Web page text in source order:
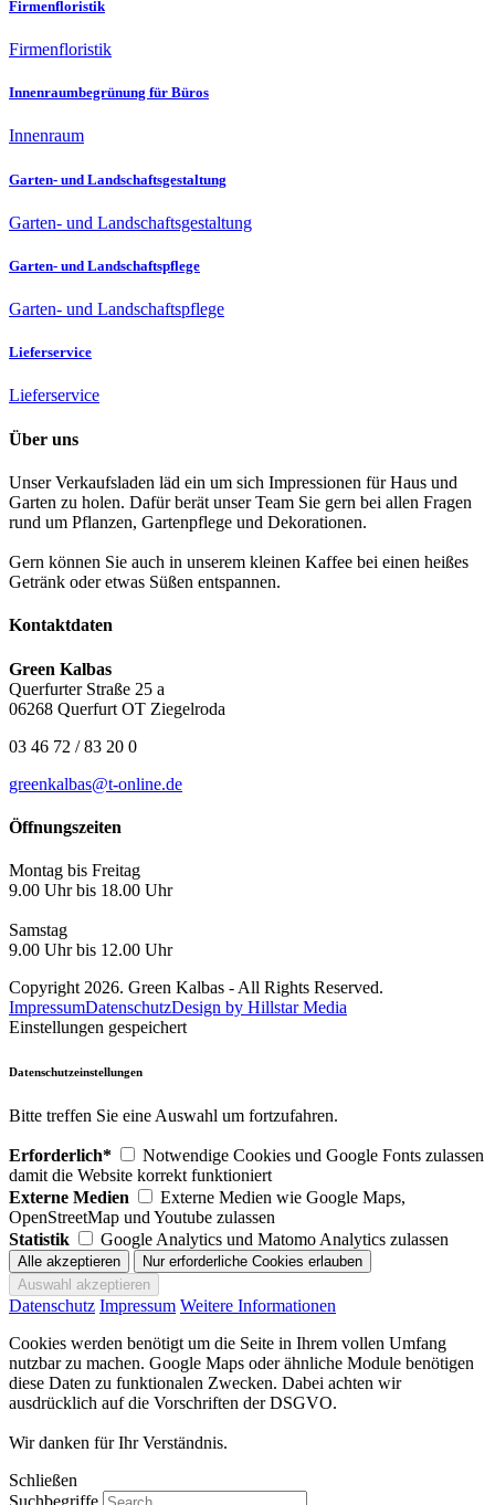
Firmenfloristik
Firmenfloristik
Innenraumbegrünung für Büros
Innenraum
Garten- und Landschaftsgestaltung
Garten- und Landschaftsgestaltung
Garten- und Landschaftspflege
Garten- und Landschaftspflege
Lieferservice
Lieferservice
Über uns
Unser Verkaufsladen läd ein um sich Impressionen für Haus und
Garten zu holen. Dafür berät unser Team Sie gern bei allen Fragen
rund um Pflanzen, Gartenpflege und Dekorationen.
Gern können Sie auch in unserem kleinen Kaffee bei einen heißes
Getränk oder etwas Süßen entspannen.
Kontaktdaten
Green Kalbas
Querfurter Straße 25 a
06268 Querfurt OT Ziegelroda
03 46 72 / 83 20 0
greenkalbas@t-online.de
Öffnungszeiten
Montag bis Freitag
9.00 Uhr bis 18.00 Uhr
Samstag
9.00 Uhr bis 12.00 Uhr
Copyright 2026. Green Kalbas - All Rights Reserved.
ImpressumDatenschutzDesign by Hillstar Media
Einstellungen gespeichert
Datenschutzeinstellungen
Bitte treffen Sie eine Auswahl um fortzufahren.
Erforderlich*
Notwendige Cookies und Google Fonts zulassen
damit die Website korrekt funktioniert
Externe Medien
Externe Medien wie Google Maps,
OpenStreetMap und Youtube zulassen
Statistik
Google Analytics und Matomo Analytics zulassen
Datenschutz Impressum Weitere Informationen
Cookies werden benötigt um die Seite in Ihrem vollen Umfang
nutzbar zu machen. Google Maps oder ähnliche Module benötigen
diese Daten zu funktionalen Zwecken. Dabei achten wir
ausdrücklich auf die Vorschriften der DSGVO.
Wir danken für Ihr Verständnis.
Schließen
Suchbegriffe